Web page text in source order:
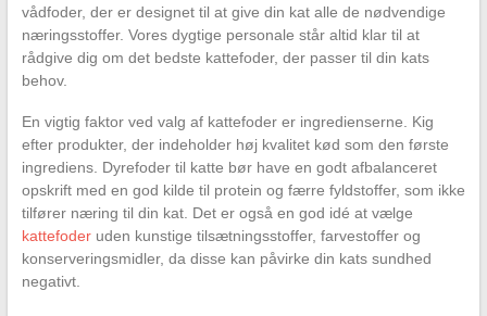
vådfoder, der er designet til at give din kat alle de nødvendige
næringsstoffer. Vores dygtige personale står altid klar til at
rådgive dig om det bedste kattefoder, der passer til din kats
behov.
En vigtig faktor ved valg af kattefoder er ingredienserne. Kig
efter produkter, der indeholder høj kvalitet kød som den første
ingrediens. Dyrefoder til katte bør have en godt afbalanceret
opskrift med en god kilde til protein og færre fyldstoffer, som ikke
tilfører næring til din kat. Det er også en god idé at vælge
kattefoderuden kunstige tilsætningsstoffer, farvestoffer og
konserveringsmidler, da disse kan påvirke din kats sundhed
negativt.